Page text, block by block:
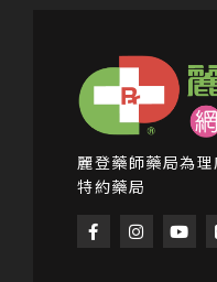
麗登藥師藥局為
特約藥局
F
a
c
I
n
s
Y
o
u